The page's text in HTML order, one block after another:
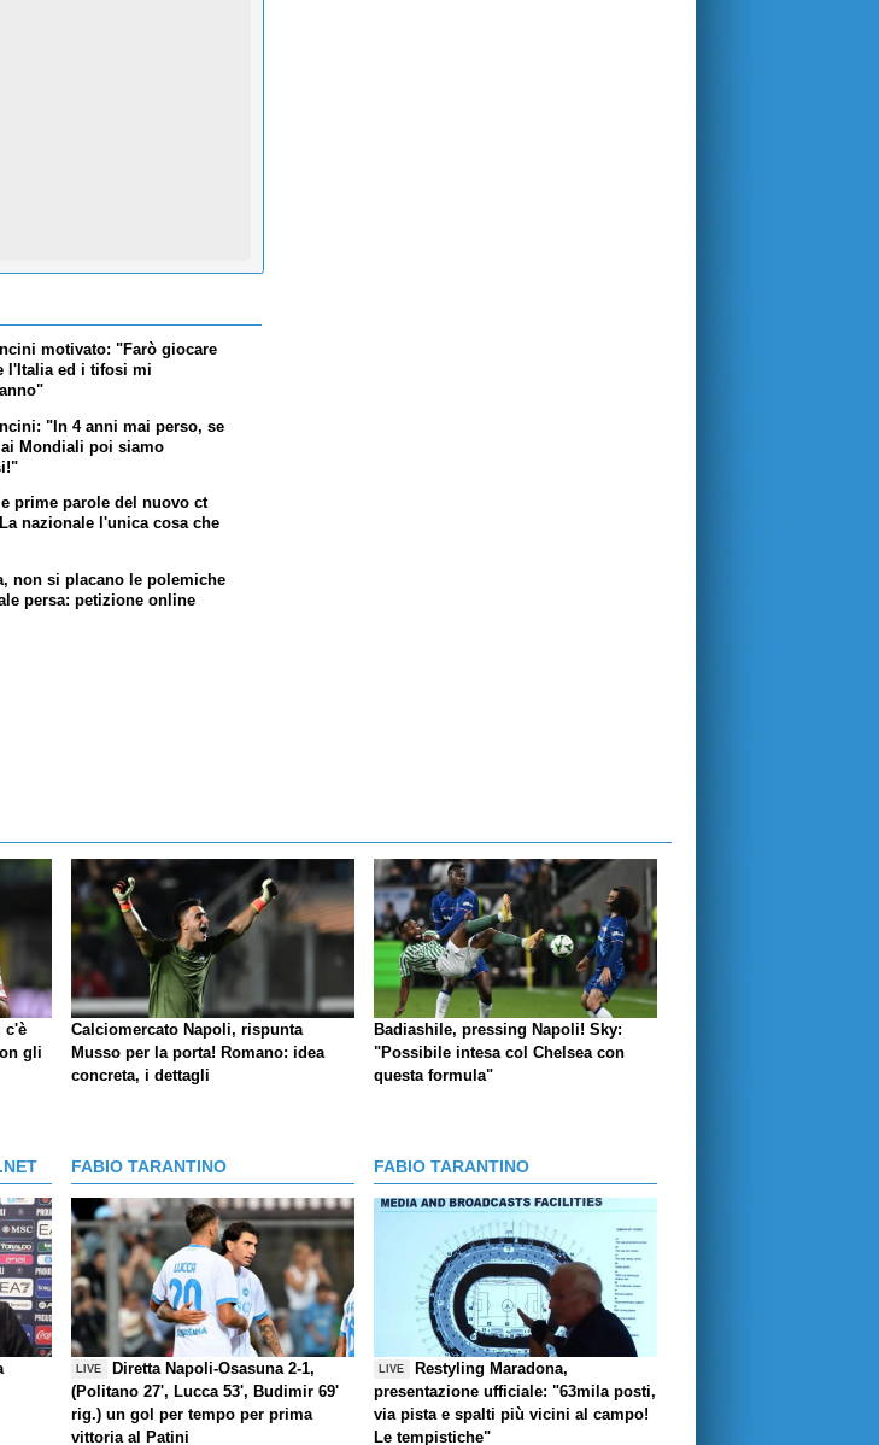
motivato: "Farò giocare
l'Italia ed i tifosi mi
"In 4 anni mai perso, se
Mondiali poi siamo
prime parole del nuovo ct
nazionale l'unica cosa che
non si placano le polemiche
persa: petizione online
c'è
gli
Calciomercato Napoli, rispunta
Musso per la porta! Romano: idea
concreta, i dettagli
Badiashile, pressing Napoli! Sky:
"Possibile intesa col Chelsea con
questa formula"
FABIO TARANTINO
LIVE
Diretta Napoli-Osasuna 2-1,
(Politano 27', Lucca 53', Budimir 69'
rig.) un gol per tempo per prima
vittoria al Patini
FABIO TARANTINO
LIVE
Restyling Maradona,
presentazione ufficiale: "63mila posti,
via pista e spalti più vicini al campo!
Le tempistiche"